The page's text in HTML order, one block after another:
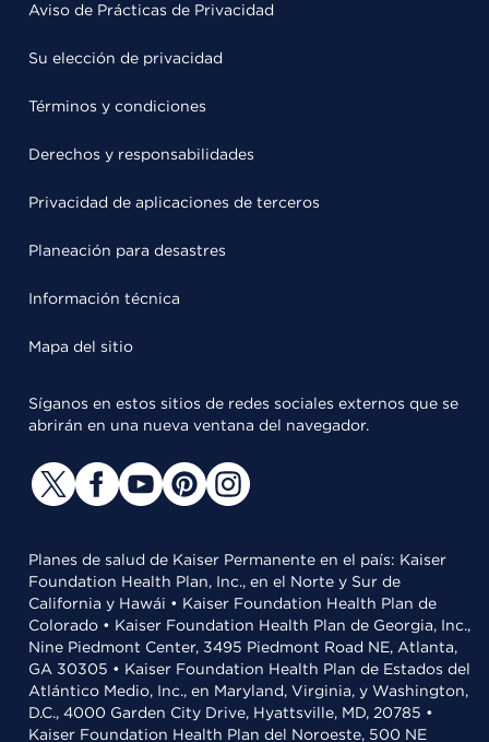
Aviso de Prácticas de Privacidad
Su elección de privacidad
Términos y condiciones
Derechos y responsabilidades
Privacidad de aplicaciones de terceros
Planeación para desastres
Información técnica
Mapa del sitio
Síganos en estos sitios de redes sociales externos que se
abrirán en una nueva ventana del navegador.
Planes de salud de Kaiser Permanente en el país: Kaiser
Foundation Health Plan, Inc., en el Norte y Sur de
California y Hawái • Kaiser Foundation Health Plan de
Colorado • Kaiser Foundation Health Plan de Georgia, Inc.,
Nine Piedmont Center, 3495 Piedmont Road NE, Atlanta,
GA 30305 • Kaiser Foundation Health Plan de Estados del
Atlántico Medio, Inc., en Maryland, Virginia, y Washington,
D.C., 4000 Garden City Drive, Hyattsville, MD, 20785 •
Kaiser Foundation Health Plan del Noroeste, 500 NE